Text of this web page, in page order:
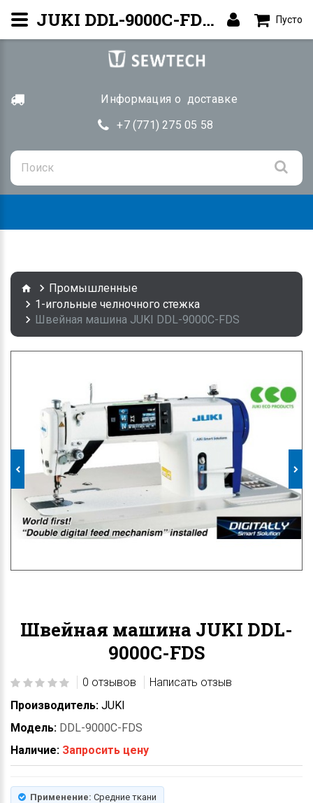
Информация о доставке
+7 (771) 275 05 58
Пусто
Промышленные
1-игольные челночного стежка
Швейная машина JUKI DDL-9000C-FDS
Швейная машина JUKI DDL-
9000C-FDS
0 отзывов
Написать отзыв
Производитель: JUKI
Модель: DDL-9000C-FDS
Наличие: Запросить цену
Применение: Средние ткани
JUKI DDL-9000C-FDS — Прямострочная машина | Купить Алматы